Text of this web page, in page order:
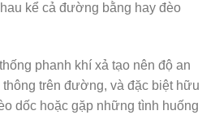
kể cả đường bằng hay đèo
phanh khí xả tạo nên độ an
trên đường, và đặc biệt hữu
dốc hoặc gặp những tình huống